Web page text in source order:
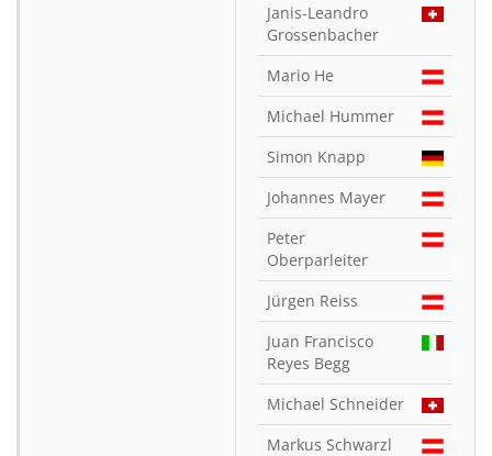
Janis-Leandro
Grossenbacher
Mario He
Michael Hummer
Simon Knapp
Johannes Mayer
Peter
Oberparleiter
Jürgen Reiss
Juan Francisco
Reyes Begg
Michael Schneider
Markus Schwarzl